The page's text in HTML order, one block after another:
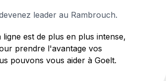
leader au Rambrouch.
est de plus en plus intense,
prendre l'avantage vos
pouvons vous aider à Goelt.